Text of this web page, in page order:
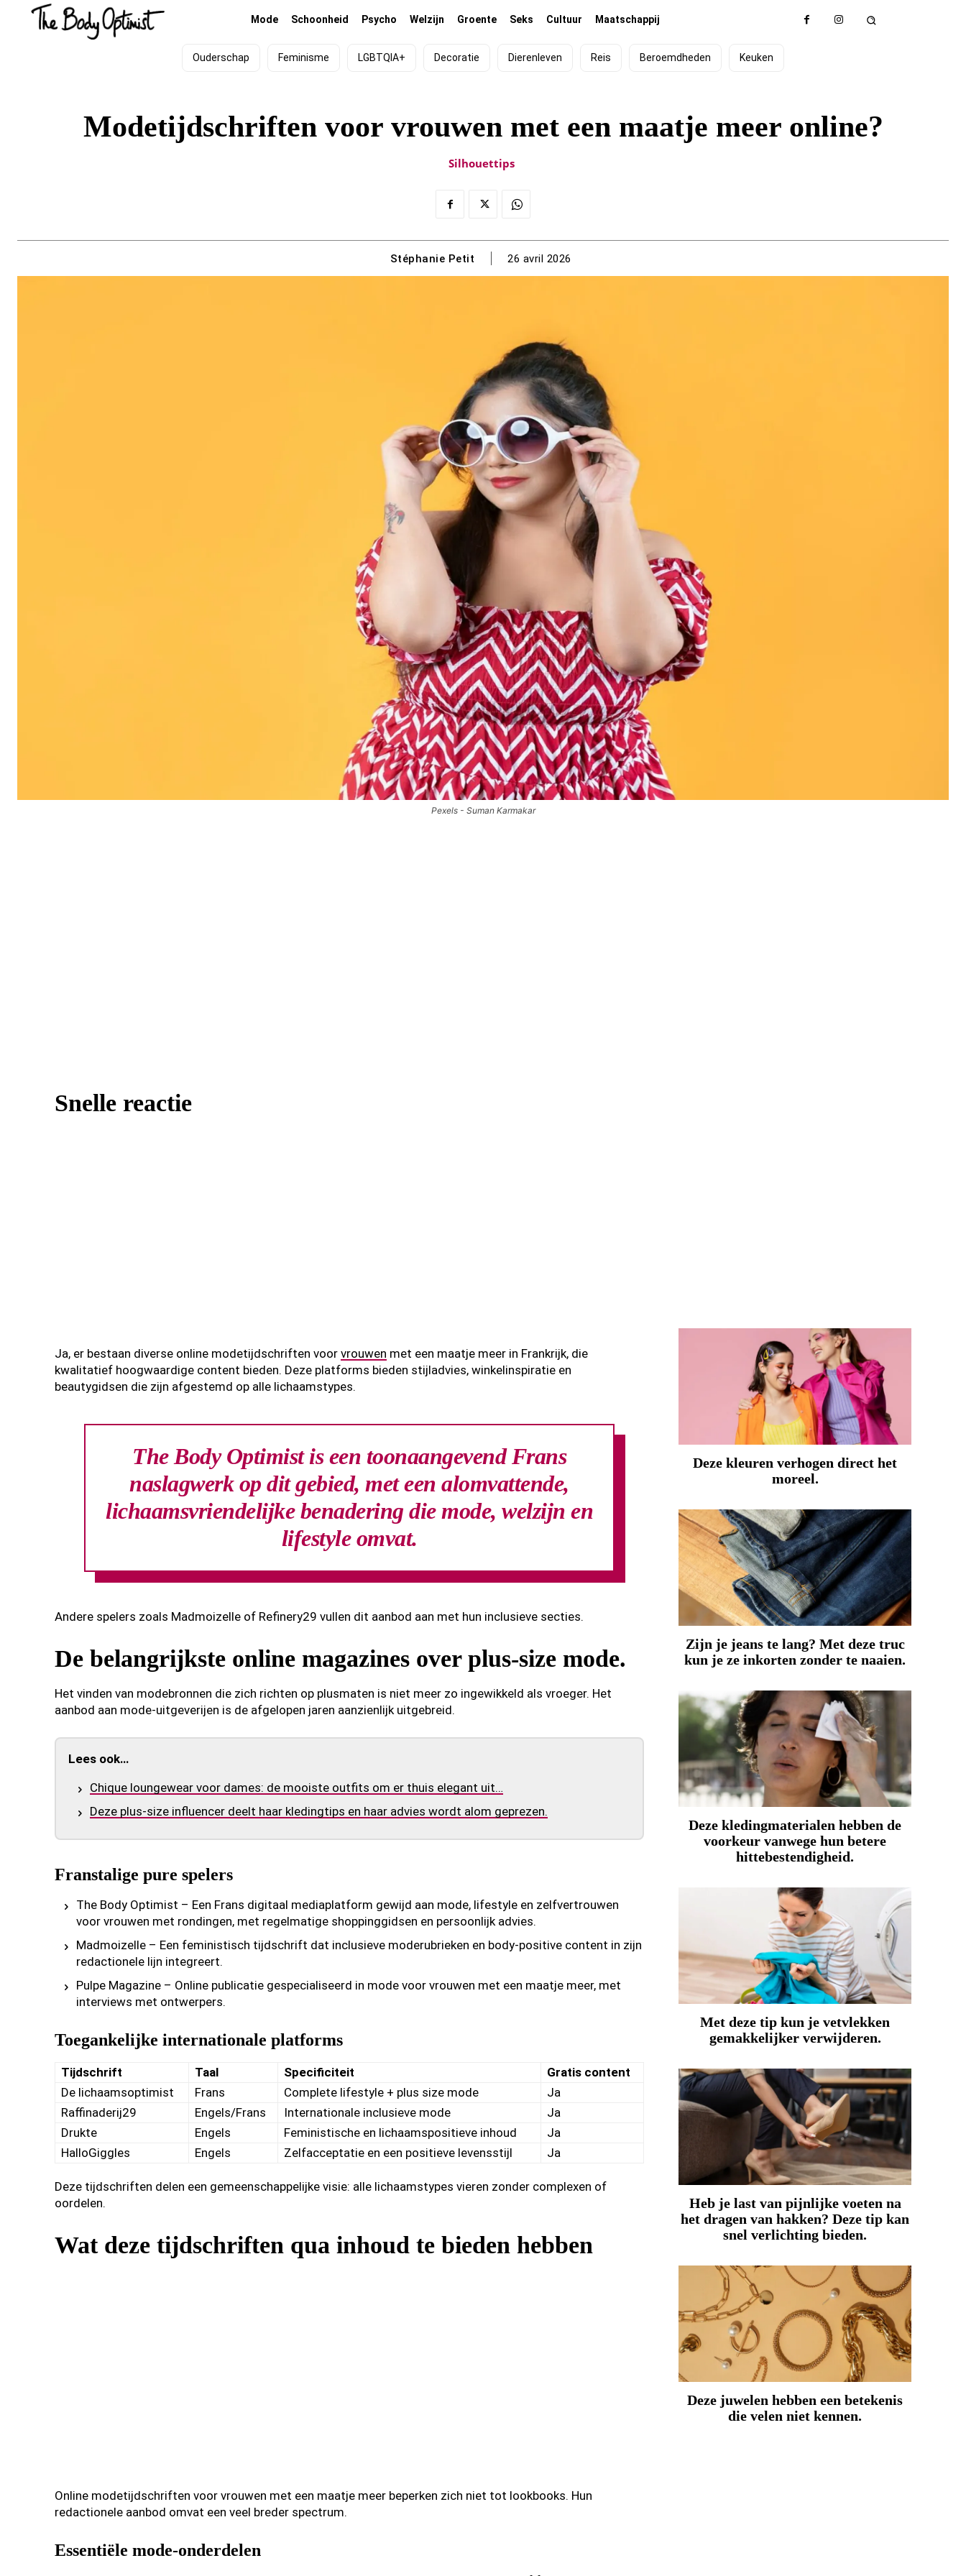
Mode Schoonheid Psycho Welzijn Groente Seks Cultuur Maatschappij
Ouderschap Feminisme LGBTQIA+ Decoratie Dierenleven Reis Beroemdheden Keuken
Modetijdschriften voor vrouwen met een maatje meer online?
Silhouettips
Stéphanie Petit 26 avril 2026
Pexels - Suman Karmakar
Snelle reactie
Ja, er bestaan diverse online modetijdschriften voor vrouwen met een maatje meer in Frankrijk, die
kwalitatief hoogwaardige content bieden. Deze platforms bieden stijladvies, winkelinspiratie en
beautygidsen die zijn afgestemd op alle lichaamstypes.
The Body Optimist is een toonaangevend Frans
naslagwerk op dit gebied, met een alomvattende,
lichaamsvriendelijke benadering die mode, welzijn en
lifestyle omvat.
Andere spelers zoals Madmoizelle of Refinery29 vullen dit aanbod aan met hun inclusieve secties.
De belangrijkste online magazines over plus-size mode.
Het vinden van modebronnen die zich richten op plusmaten is niet meer zo ingewikkeld als vroeger. Het
aanbod aan mode-uitgeverijen is de afgelopen jaren aanzienlijk uitgebreid.
Lees ook…
Chique loungewear voor dames: de mooiste outfits om er thuis elegant uit…
Deze plus-size influencer deelt haar kledingtips en haar advies wordt alom geprezen.
Franstalige pure spelers
The Body Optimist – Een Frans digitaal mediaplatform gewijd aan mode, lifestyle en zelfvertrouwen
voor vrouwen met rondingen, met regelmatige shoppinggidsen en persoonlijk advies.
Madmoizelle – Een feministisch tijdschrift dat inclusieve moderubrieken en body-positive content in zijn
redactionele lijn integreert.
Pulpe Magazine – Online publicatie gespecialiseerd in mode voor vrouwen met een maatje meer, met
interviews met ontwerpers.
Toegankelijke internationale platforms
Tijdschrift Taal Specificiteit
Gratis content
De lichaamsoptimist
Frans Complete lifestyle + plus size mode
Ja
Raffinaderij29
Engels/Frans Internationale inclusieve mode
Ja
Drukte
Engels Feministische en lichaamspositieve inhoud
Ja
HalloGiggles
Engels Zelfacceptatie en een positieve levensstijl Ja
Deze tijdschriften delen een gemeenschappelijke visie: alle lichaamstypes vieren zonder complexen of
oordelen.
Wat deze tijdschriften qua inhoud te bieden hebben
Online modetijdschriften voor vrouwen met een maatje meer beperken zich niet tot lookbooks. Hun
redactionele aanbod omvat een veel breder spectrum.
Essentiële mode-onderdelen
Deze kleuren verhogen direct het
moreel.
Zijn je jeans te lang? Met deze truc
kun je ze inkorten zonder te naaien.
Deze kledingmaterialen hebben de
voorkeur vanwege hun betere
hittebestendigheid.
Met deze tip kun je vetvlekken
gemakkelijker verwijderen.
Heb je last van pijnlijke voeten na
het dragen van hakken? Deze tip kan
snel verlichting bieden.
Deze juwelen hebben een betekenis
die velen niet kennen.